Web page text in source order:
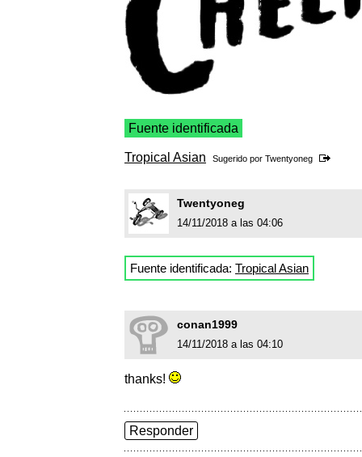
Fuente identificada
Tropical Asian Sugerido por Twentyoneg
Twentyoneg
14/11/2018 a las 04:06
Fuente identificada: Tropical Asian
conan1999
14/11/2018 a las 04:10
thanks!
Responder